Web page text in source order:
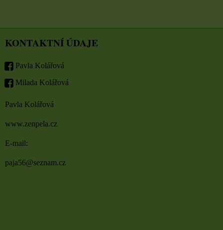
KONTAKTNÍ ÚDAJE
Pavla Kolářová
Milada Kolářová
Pavla Kolářová
www.zenpela.cz
E-mail:
paja56@seznam.cz